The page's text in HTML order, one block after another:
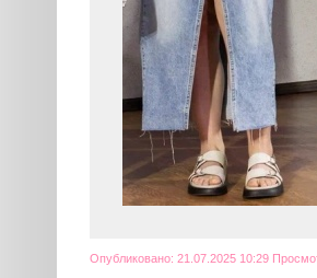
Опубликовано: 21.07.2025 10:29